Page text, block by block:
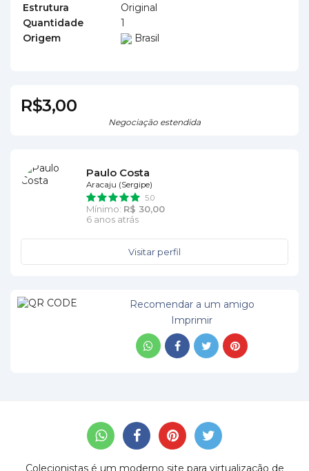
Estrutura
Original
Quantidade
1
Origem
Brasil
R$3,00
Negociação estendida
Paulo Costa
Aracaju (Sergipe)
5.0
Mínimo: R$ 30,00
6 anos atrás
Visitar perfil
Recomendar a um amigo
Imprimir
Colecionistas é um moderno site para virtualização de